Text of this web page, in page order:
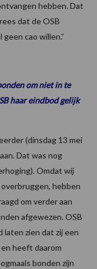
hebben. Dat
dat de OSB
cao willen.”
om niet in te
haar eindbod gelijk
(dinsdag 13 mei
Dat was nog
Omdat wij
hebben
om verder aan
afgewezen. OSB
laten zien dat zij een
heeft daarom
bonden zijn